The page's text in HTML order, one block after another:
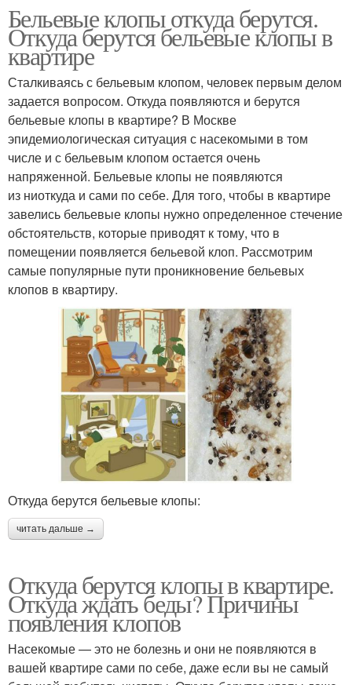
Бельевые клопы откуда берутся.
Откуда берутся бельевые клопы в
квартире
Сталкиваясь с бельевым клопом, человек первым делом
задается вопросом. Откуда появляются и берутся
бельевые клопы в квартире? В Москве
эпидемиологическая ситуация с насекомыми в том
числе и с бельевым клопом остается очень
напряженной. Бельевые клопы не появляются
из ниоткуда и сами по себе. Для того, чтобы в квартире
завелись бельевые клопы нужно определенное стечение
обстоятельств, которые приводят к тому, что в
помещении появляется бельевой клоп. Рассмотрим
самые популярные пути проникновение бельевых
клопов в квартиру.
Откуда берутся бельевые клопы:
читать дальше →
Откуда берутся клопы в квартире.
Откуда ждать беды? Причины
появления клопов
Насекомые — это не болезнь и они не появляются в
вашей квартире сами по себе, даже если вы не самый